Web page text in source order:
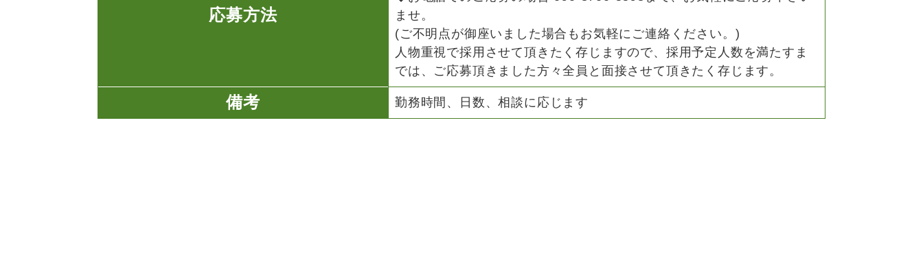
応募方法
ませ。
(ご不明点が御座いました場合もお気軽にご連絡ください。)
人物重視で採用させて頂きたく存じますので、採用予定人数を満たすま
では、ご応募頂きました方々全員と面接させて頂きたく存じます。
備考 勤務時間、日数、相談に応じます